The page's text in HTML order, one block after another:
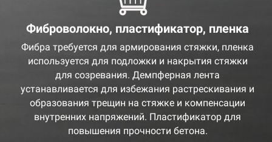
Фиброволокно, пластификатор, пленка
Фибра требуется для армирования стяжки, пленка
используется для подложки и накрытия стяжки
для созревания. Демпферная лента
устанавливается для избежания растрескивания и
образования трещин на стяжке и компенсации
внутренних напряжений. Пластификатор для
повышения прочности бетона.